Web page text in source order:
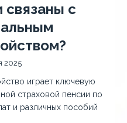
связаны с
2025
играет ключевую
страховой пенсии по
и различных пособий